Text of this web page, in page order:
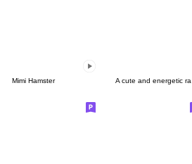
Mimi Hamster